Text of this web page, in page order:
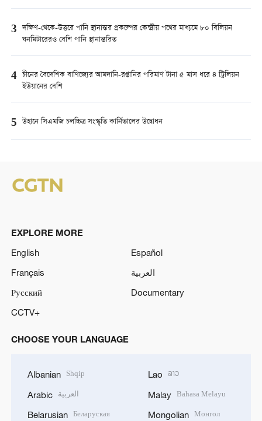
3 দক্ষিণ-থেকে-উত্তরে পানি স্থানান্তর প্রকল্পের কেন্দ্রীয় পথের মাধ্যমে ৮০ বিলিয়ন
ঘনমিটারেরও বেশি পানি স্থানান্তরিত
4 চীনের বৈদেশিক বাণিজ্যের আমদানি-রপ্তানির পরিমাণ টানা ৫ মাস ধরে ৪ ট্রিলিয়ন
ইউয়ানের বেশি
5 উহানে সিএমজি চলচ্চিত্র সংস্কৃতি কার্নিভালের উদ্বোধন
EXPLORE MORE
English
Español
Français
العربية
Русский
Documentary
CCTV+
CHOOSE YOUR LANGUAGE
Albanian Shqip
Arabic العربية
Belarusian Беларуская
Lao ລາວ
Malay Bahasa Melayu
Mongolian Монгол